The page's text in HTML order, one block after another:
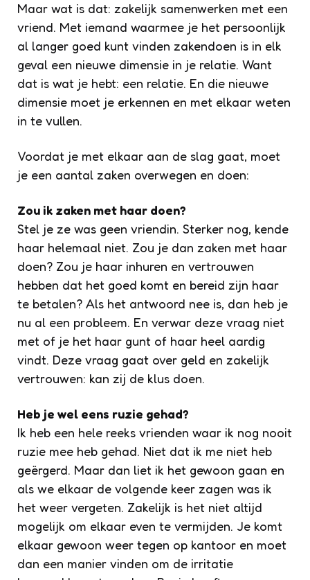
Maar wat is dat: zakelijk samenwerken met een
vriend. Met iemand waarmee je het persoonlijk
al langer goed kunt vinden zakendoen is in elk
geval een nieuwe dimensie in je relatie. Want
dat is wat je hebt: een relatie. En die nieuwe
dimensie moet je erkennen en met elkaar weten
in te vullen.
Voordat je met elkaar aan de slag gaat, moet
je een aantal zaken overwegen en doen:
Zou ik zaken met haar doen?
Stel je ze was geen vriendin. Sterker nog, kende
haar helemaal niet. Zou je dan zaken met haar
doen? Zou je haar inhuren en vertrouwen
hebben dat het goed komt en bereid zijn haar
te betalen? Als het antwoord nee is, dan heb je
nu al een probleem. En verwar deze vraag niet
met of je het haar gunt of haar heel aardig
vindt. Deze vraag gaat over geld en zakelijk
vertrouwen: kan zij de klus doen.
Heb je wel eens ruzie gehad?
Ik heb een hele reeks vrienden waar ik nog nooit
ruzie mee heb gehad. Niet dat ik me niet heb
geërgerd. Maar dan liet ik het gewoon gaan en
als we elkaar de volgende keer zagen was ik
het weer vergeten. Zakelijk is het niet altijd
mogelijk om elkaar even te vermijden. Je komt
elkaar gewoon weer tegen op kantoor en moet
dan een manier vinden om de irritatie